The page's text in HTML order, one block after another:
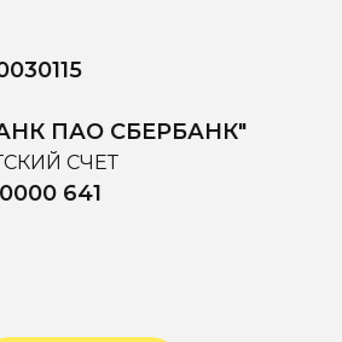
ПАО СБЕРБАНК"
СЧЕТ
641